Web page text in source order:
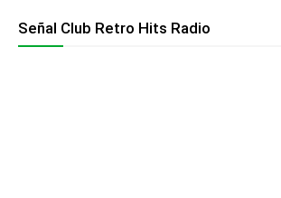
Señal Club Retro Hits Radio